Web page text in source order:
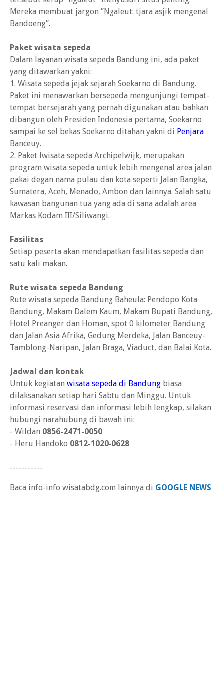
Mereka membuat jargon ”Ngaleut: tjara asjik mengenal
Bandoeng”.
Paket wisata sepeda
Dalam layanan wisata sepeda Bandung ini, ada paket
yang ditawarkan yakni:
1. Wisata sepeda jejak sejarah ‎Soekarno di Bandung.
Paket ini menawarkan bersepeda mengunjungi tempat-
tempat bersejarah yang pernah digunakan atau bahkan
dibangun oleh Presiden Indonesia pertama, Soekarno
sampai ke sel bekas Soekarno ditahan yakni di Penjara
Banceuy.
2. Paket lwisata sepeda Archipelwijk, merupakan
program wisata sepeda untuk lebih mengenal area jalan
pakai degan nama pulau dan kota seperti Jalan Bangka,
Sumatera, Aceh, Menado, Ambon dan lainnya. Salah satu
kawasan bangunan tua yang ada di sana adalah area
Markas Kodam III/Siliwangi.
Fasilitas
Setiap peserta akan mendapatkan fasilitas sepeda dan
satu kali makan.
Rute wisata sepeda Bandung
Rute wisata sepeda Bandung Baheula: Pendopo Kota
Bandung, Makam Dalem Kaum, Makam Bupati Bandung,
Hotel Preanger dan Homan, spot 0 kilometer Bandung
dan Jalan Asia Afrika, Gedung Merdeka, Jalan Banceuy-
Tamblong-Naripan, Jalan Braga, Viaduct, dan Balai Kota.
Jadwal dan kontak
Untuk kegiatan wisata sepeda di Bandung biasa
dilaksanakan setiap hari Sabtu dan Minggu. Untuk
informasi reservasi dan informasi lebih lengkap, silakan
hubungi narahubung di bawah ini:
- Wildan 0856-2471-0050
- Heru Handoko 0812-1020-0628
-----------
Baca info-info wisatabdg.com lainnya di GOOGLE NEWS